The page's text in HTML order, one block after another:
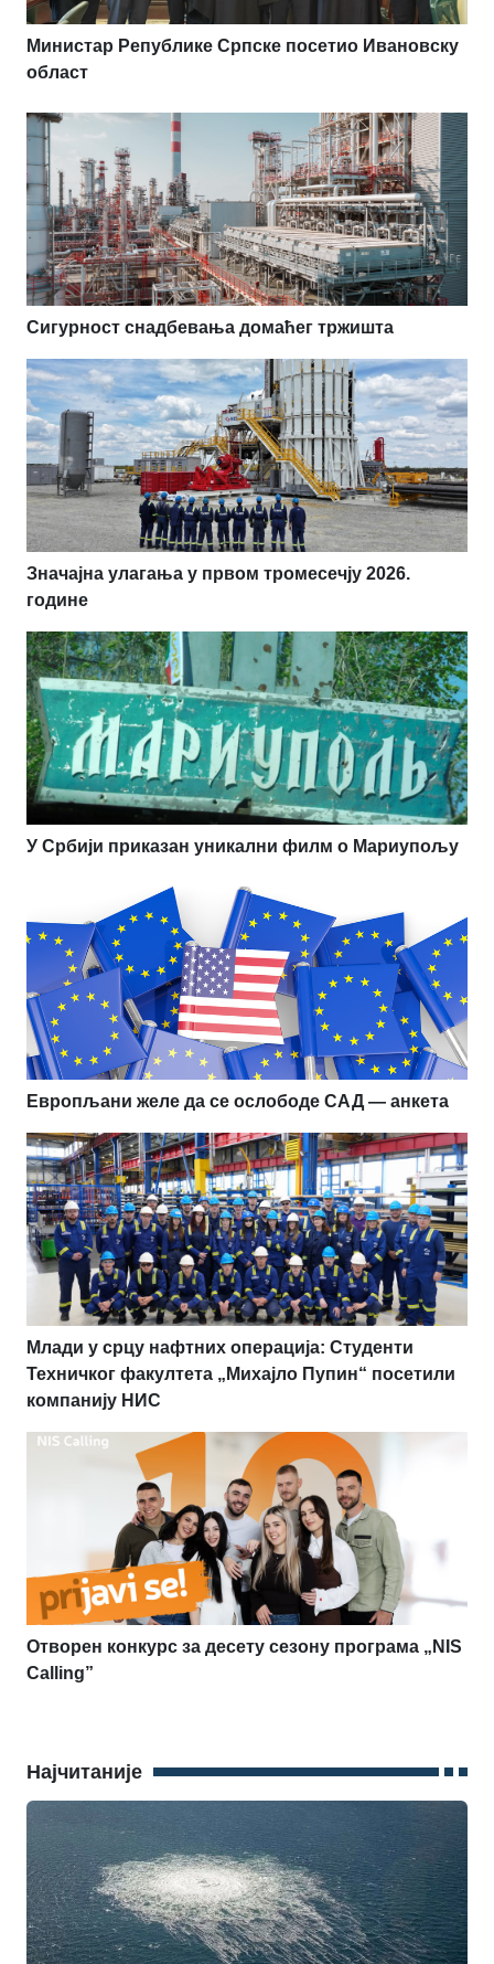
Министар Републике Српске посетио Ивановску
област
Сигурност снадбевања домаћег тржишта
Значајна улагања у првом тромесечју 2026.
године
У Србији приказан уникални филм о Мариупољу
Европљани желе да се ослободе САД — анкета
Млади у срцу нафтних операција: Студенти
Техничког факултета „Михајло Пупин“ посетили
компанију НИС
Отворен конкурс за десету сезону програма „NIS
Calling”
Најчитаније